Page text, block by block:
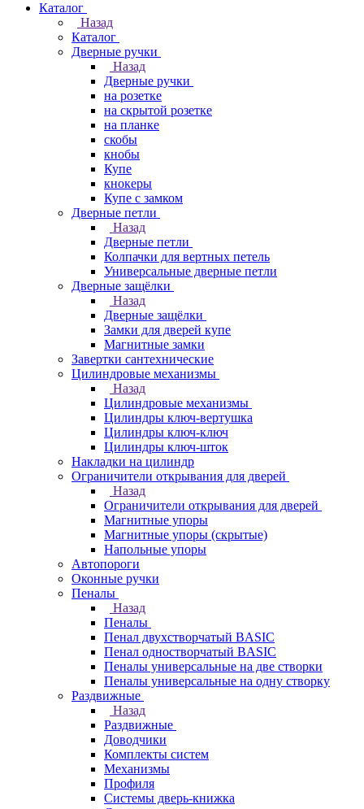
Каталог
Назад
Каталог
Дверные ручки
Назад
Дверные ручки
на розетке
на скрытой розетке
на планке
скобы
кнобы
Купе
кнокеры
Купе с замком
Дверные петли
Назад
Дверные петли
Колпачки для вертных петель
Универсальные дверные петли
Дверные защёлки
Назад
Дверные защёлки
Замки для дверей купе
Магнитные замки
Завертки сантехнические
Цилиндровые механизмы
Назад
Цилиндровые механизмы
Цилиндры ключ-вертушка
Цилиндры ключ-ключ
Цилиндры ключ-шток
Накладки на цилиндр
Ограничители открывания для дверей
Назад
Ограничители открывания для дверей
Магнитные упоры
Магнитные упоры (скрытые)
Напольные упоры
Автопороги
Оконные ручки
Пеналы
Назад
Пеналы
Пенал двухстворчатый BASIC
Пенал одностворчатый BASIC
Пеналы универсальные на две створки
Пеналы универсальные на одну створку
Раздвижные
Назад
Раздвижные
Доводчики
Комплекты систем
Механизмы
Профиля
Системы дверь-книжка